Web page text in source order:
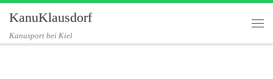
Zum Inhalt springen
KanuKlausdorf
Kanusport bei Kiel